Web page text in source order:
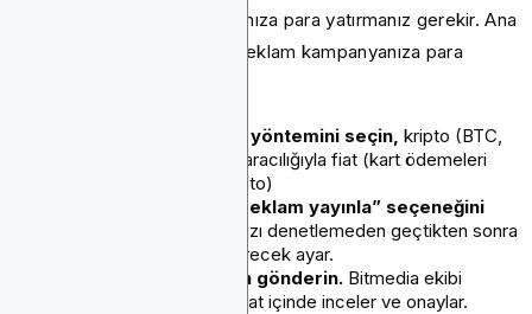
düğmesini tıklayarak hesabınıza para yatırmanız gerekir. Ana
bakiyenize veya doğrudan reklam kampanyanıza para
Tercih ettiğiniz ödeme yöntemini seçin, kripto (BTC,
ETH, USDT) veya Stripe aracılığıyla fiat (kart ödemeleri
için minimum 100$ depozito)
“Onaylandıktan sonra reklam yayınla” seçeneğini
Reklamlarınızı denetlemeden geçtikten sonra
otomatik olarak etkinleştirecek ayar.
Kampanyanızı onay için gönderin. Bitmedia ekibi
genellikle reklamları 24 saat içinde inceler ve onaylar.